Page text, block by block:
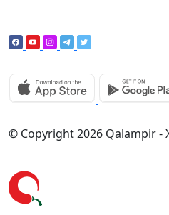
© Copyright 2026 Qalampir -